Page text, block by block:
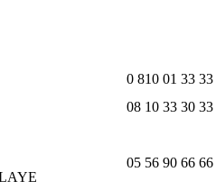
0 810 01 33 33
08 10 33 30 33
05 56 90 66 66